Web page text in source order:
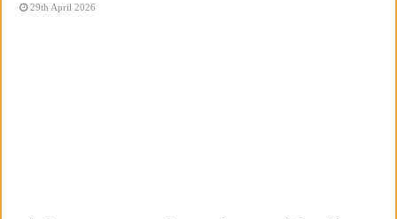
29th April 2026